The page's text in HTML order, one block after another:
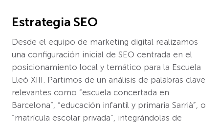
Estrategia SEO
Desde el equipo de marketing digital realizamos
una configuración inicial de SEO centrada en el
posicionamiento local y temático para la Escuela
Lleó XIII. Partimos de un análisis de palabras clave
relevantes como “escuela concertada en
Barcelona”, “educación infantil y primaria Sarrià”, o
“matrícula escolar privada”, integrándolas de